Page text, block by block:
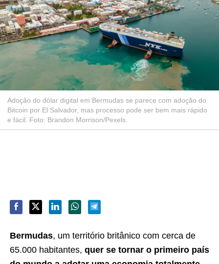
Adoção do dólar digital em Bermudas se parece com adoção do
Bitcoin por El Salvador, mas processo pode ser bem mais rápido
e fácil. Foto: Brandon Morrison/Pexels.
Bermudas, um território britânico com cerca de
65.000 habitantes, quer se tornar o primeiro país